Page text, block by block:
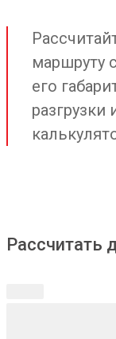
маршруту
его
разгрузки
Рассчитать